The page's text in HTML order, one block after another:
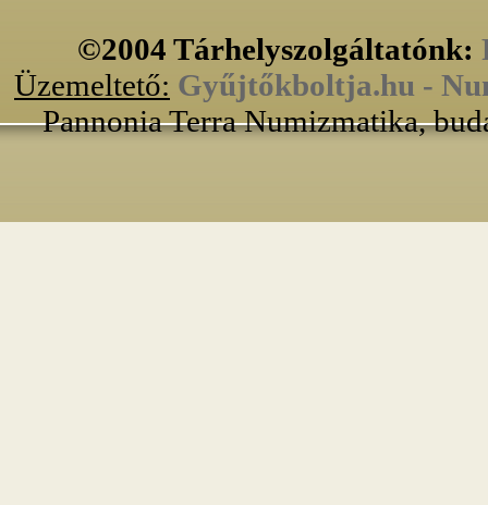
©2004 Tárhelyszolgáltatónk:
Üzemeltető: Gyűjtőkboltja.hu -
Pannonia Terra Numizmatika,